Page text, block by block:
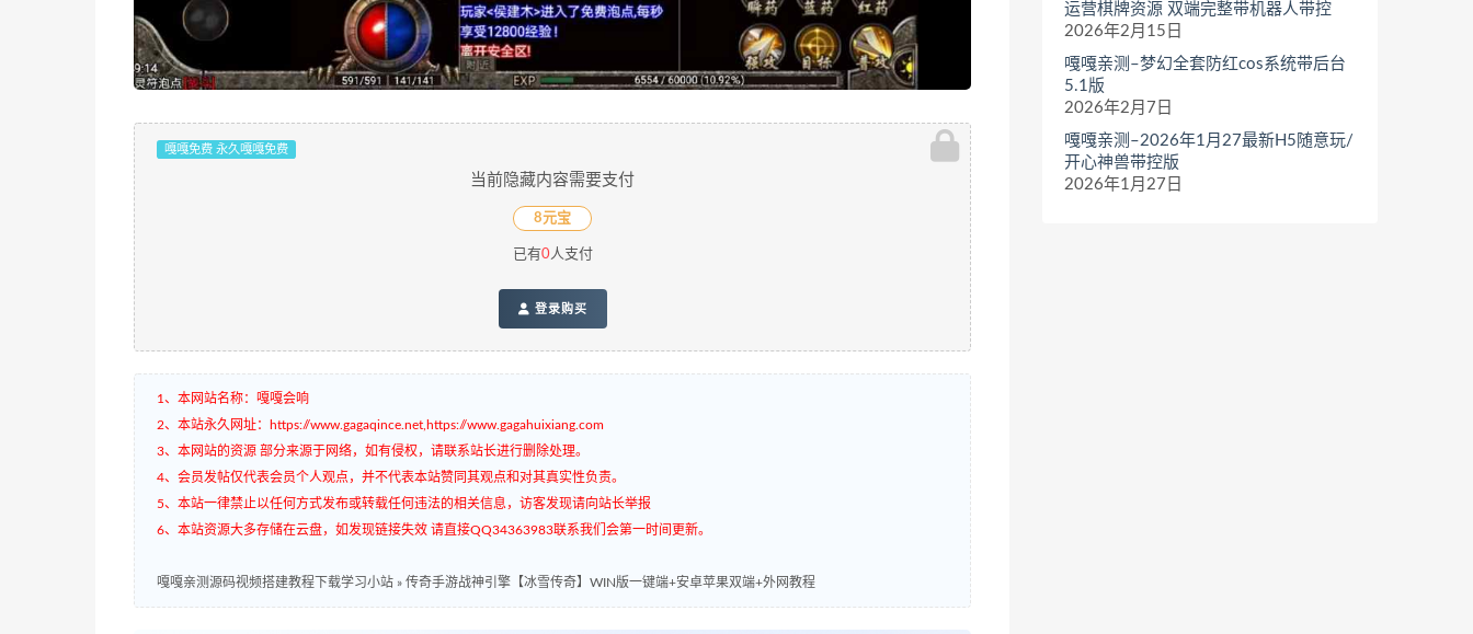
嘎嘎免费 永久嘎嘎免费
当前隐藏内容需要支付
8元宝
已有0人支付
登录购买
1、本网站名称：嘎嘎会响
2、本站永久网址：https://www.gagaqince.net,https://www.gagahuixiang.com
3、本网站的资源 部分来源于网络，如有侵权，请联系站长进行删除处理。
4、会员发帖仅代表会员个人观点，并不代表本站赞同其观点和对其真实性负责。
5、本站一律禁止以任何方式发布或转载任何违法的相关信息，访客发现请向站长举报
6、本站资源大多存储在云盘，如发现链接失效 请直接QQ34363983联系我们会第一时间更新。
嘎嘎亲测源码视频搭建教程下载学习小站 » 传奇手游战神引擎【冰雪传奇】WIN版一键端+安卓苹果双端+外网教程
运营棋牌资源 双端完整带机器人带控
2026年2月15日
嘎嘎亲测–梦幻全套防红cos系统带后台
5.1版
2026年2月7日
嘎嘎亲测–2026年1月27最新H5随意玩/
开心神兽带控版
2026年1月27日